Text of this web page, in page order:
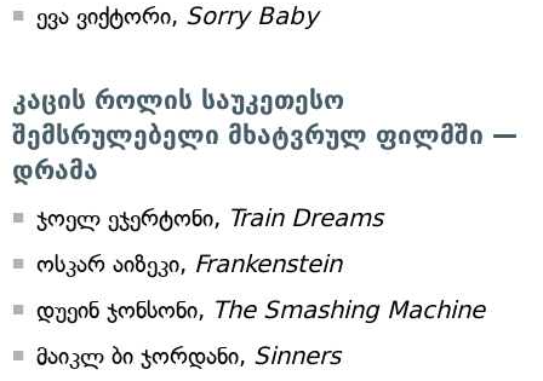
ევა ვიქტორი, Sorry Baby
კაცის როლის საუკეთესო
შემსრულებელი მხატვრულ ფილმში —
დრამა
ჯოელ ეჯერტონი, Train Dreams
ოსკარ აიზეკი, Frankenstein
დუეინ ჯონსონი, The Smashing Machine
მაიკლ ბი ჯორდანი, Sinners